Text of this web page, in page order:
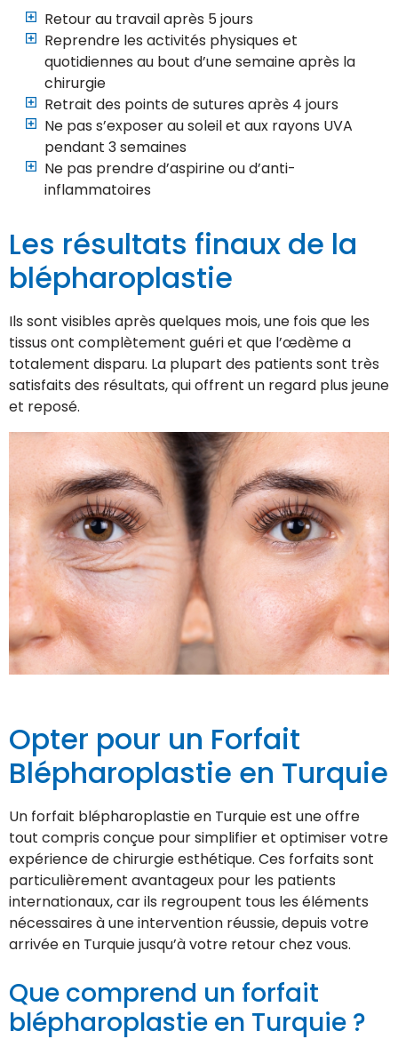
Retour au travail après 5 jours
Reprendre les activités physiques et
quotidiennes au bout d’une semaine après la
chirurgie
Retrait des points de sutures après 4 jours
Ne pas s’exposer au soleil et aux rayons UVA
pendant 3 semaines
Ne pas prendre d’aspirine ou d’anti-
inflammatoires
Les résultats finaux de la
blépharoplastie
Ils sont visibles après quelques mois, une fois que les
tissus ont complètement guéri et que l’œdème a
totalement disparu. La plupart des patients sont très
satisfaits des résultats, qui offrent un regard plus jeune
et reposé.
Opter pour un Forfait
Blépharoplastie en Turquie
Un forfait blépharoplastie en Turquie est une offre
tout compris conçue pour simplifier et optimiser votre
expérience de chirurgie esthétique. Ces forfaits sont
particulièrement avantageux pour les patients
internationaux, car ils regroupent tous les éléments
nécessaires à une intervention réussie, depuis votre
arrivée en Turquie jusqu’à votre retour chez vous.
Que comprend un forfait
blépharoplastie en Turquie ?